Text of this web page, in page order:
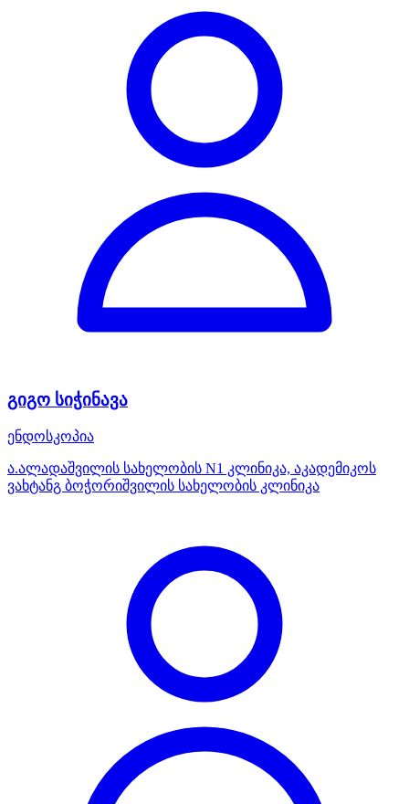
გიგო სიჭინავა
ენდოსკოპია
ა.ალადაშვილის სახელობის N1 კლინიკა, აკადემიკოს
ვახტანგ ბოჭორიშვილის სახელობის კლინიკა